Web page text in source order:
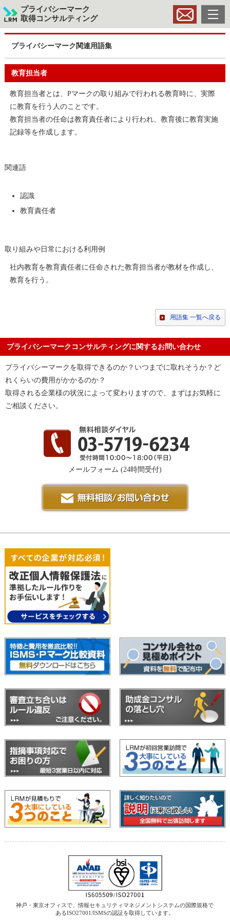
プライバシーマーク
取得コンサルティング
プライバシーマーク関連用語集
教育担当者
教育担当者とは、Pマークの取り組みで行われる教育時に、実際
に教育を行う人のことです。
教育担当者の任命は教育責任者により行われ、教育後に教育実施
記録等を作成します。
関連語
認識
教育責任者
取り組みや日常における利用例
社内教育を教育責任者に任命された教育担当者が教材を作成し、
教育を行う。
用語集 一覧へ戻る
プライバシーマークコンサルティングに関するお問い合わせ
プライバシーマークを取得できるのか？いつまでに取れそうか？ど
れくらいの費用がかかるのか？
取得される企業様の状況によって変わりますので、まずはお気軽に
ご相談ください。
メールフォーム (24時間受付)
神戸・東京オフィスで、情報セキュリティマネジメントシステムの国際規格で
あるISO27001/ISMSの認証を取得しています。